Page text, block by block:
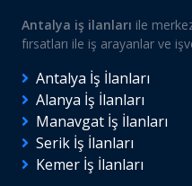
Antalya iş ilanları ile
fırsatları ile iş arayanlar ve
Antalya İş İlanları
Alanya İş İlanları
Manavgat İş İlanları
Serik İş İlanları
Kemer İş İlanları